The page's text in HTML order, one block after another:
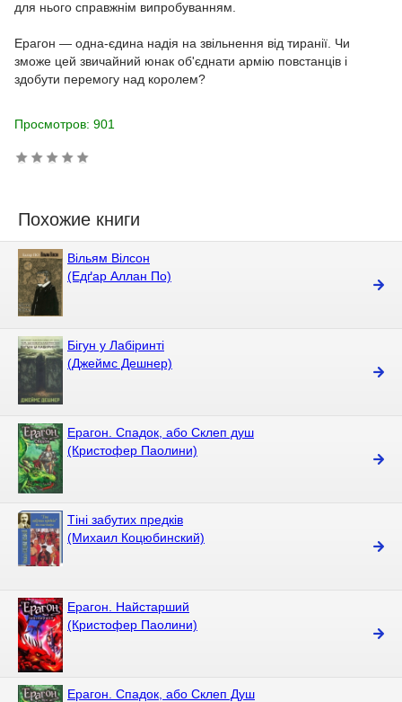
для нього справжнім випробуванням.
Ерагон — одна-єдина надія на звільнення від тиранії. Чи
зможе цей звичайний юнак об'єднати армію повстанців і
здобути перемогу над королем?
Просмотров: 901
Похожие книги
Вільям Вілсон
(Едґар Аллан По)
Бігун у Лабіринті
(Джеймс Дешнер)
Ерагон. Спадок, або Склеп душ
(Кристофер Паолини)
Тіні забутих предків
(Михаил Коцюбинский)
Ерагон. Найстарший
(Кристофер Паолини)
Ерагон. Спадок, або Склеп Душ